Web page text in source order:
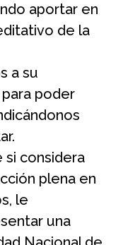
aportar en
de la
a su
poder
si considera
plena en
le
una